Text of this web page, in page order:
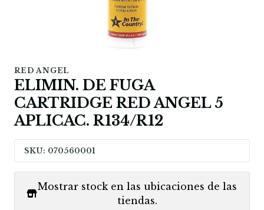
RED ANGEL
ELIMIN. DE FUGA
CARTRIDGE RED ANGEL 5
APLICAC. R134/R12
SKU: 070560001
Mostrar stock en las ubicaciones de las
tiendas.